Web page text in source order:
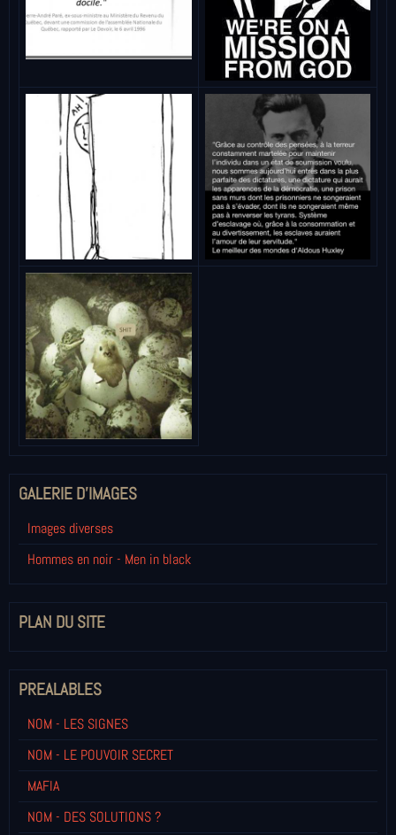
GALERIE D'IMAGES
Images diverses
Hommes en noir - Men in black
PLAN DU SITE
PREALABLES
NOM - LES SIGNES
NOM - LE POUVOIR SECRET
MAFIA
NOM - DES SOLUTIONS ?